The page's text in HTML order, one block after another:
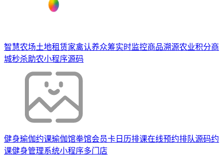
智慧农场土地租赁家禽认养众筹实时监控商品溯源农业积分商
城秒杀助农小程序源码
健身瑜伽约课瑜伽馆拳馆会员卡日历排课在线预约排队源码约
课健身管理系统小程序多门店